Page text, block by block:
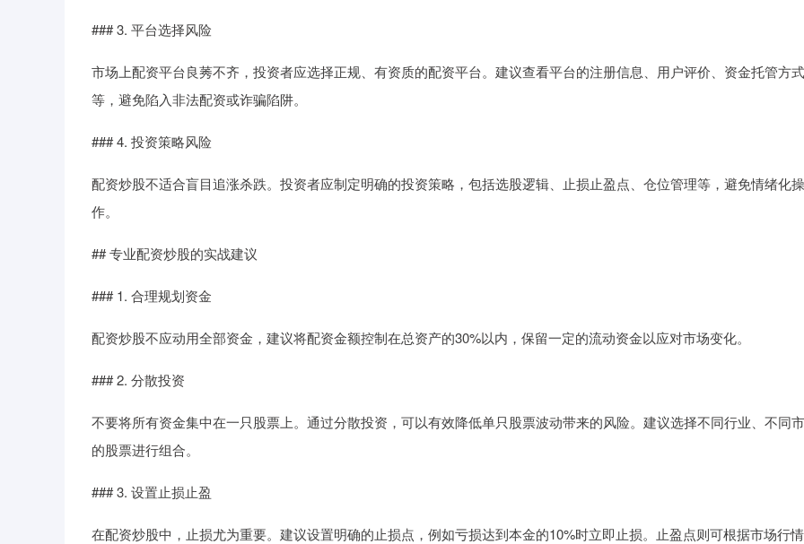
### 3. 平台选择风险
市场上配资平台良莠不齐，投资者应选择正规、有资质的配资平台。建议查看平台的注册信息、用户评价、资金托管方式
等，避免陷入非法配资或诈骗陷阱。
### 4. 投资策略风险
配资炒股不适合盲目追涨杀跌。投资者应制定明确的投资策略，包括选股逻辑、止损止盈点、仓位管理等，避免情绪化操
作。
## 专业配资炒股的实战建议
### 1. 合理规划资金
配资炒股不应动用全部资金，建议将配资金额控制在总资产的30%以内，保留一定的流动资金以应对市场变化。
### 2. 分散投资
不要将所有资金集中在一只股票上。通过分散投资，可以有效降低单只股票波动带来的风险。建议选择不同行业、不同
的股票进行组合。
### 3. 设置止损止盈
在配资炒股中，止损尤为重要。建议设置明确的止损点，例如亏损达到本金的10%时立即止损。止盈点则可根据市场行